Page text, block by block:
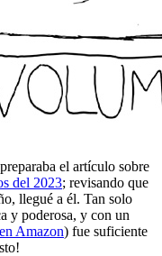
el artículo sobre
del 2023; revisando que
llegué a él. Tan solo
y poderosa, y con un
Amazon) fue suficiente